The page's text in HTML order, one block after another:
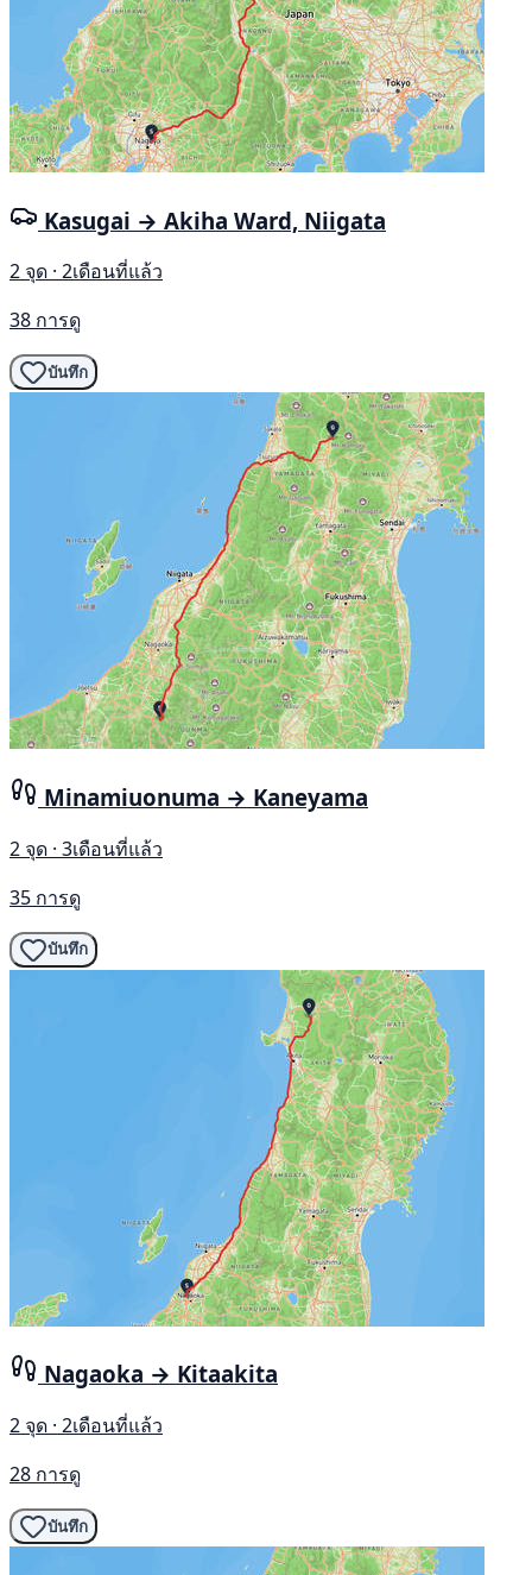
Kasugai → Akiha Ward, Niigata
2 จุด · 2เดือนที่แล้ว
38 การดู
บันทึก
Minamiuonuma → Kaneyama
2 จุด · 3เดือนที่แล้ว
35 การดู
บันทึก
Nagaoka → Kitaakita
2 จุด · 2เดือนที่แล้ว
28 การดู
บันทึก